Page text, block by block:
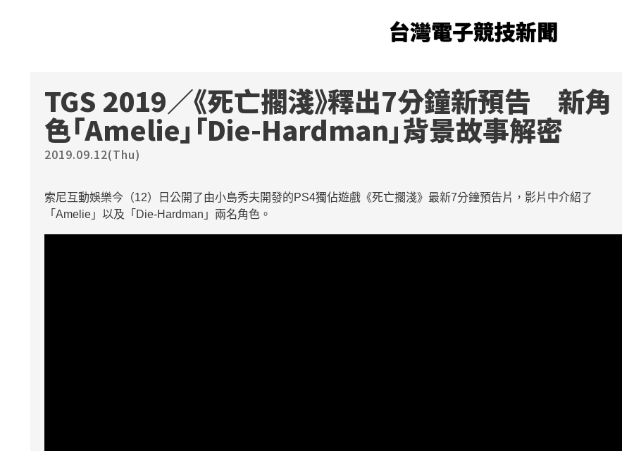
台灣電子競技新聞
TGS 2019／《死亡擱淺》釋出7分鐘新預告 新角
色「Amelie」「Die-Hardman」背景故事解密
2019.09.12(Thu)
索尼互動娛樂今（12）日公開了由小島秀夫開發的PS4獨佔遊戲《死亡擱淺》最新7分鐘預告片，影片中介紹了
「Amelie」以及「Die-Hardman」兩名角色。